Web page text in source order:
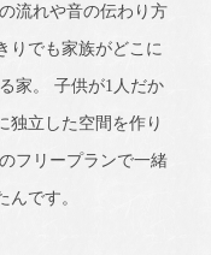
流れや音の伝わり方
りでも家族がどこに
家。 子供が1人だか
独立した空間を作り
フリープランで一緒
です。